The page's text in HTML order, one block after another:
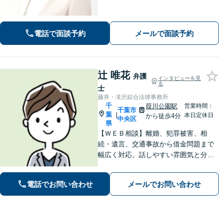
寄り添って的確にアドバイスし、最善
の解決に導きます。【千葉駅徒歩13
電話で面談予約 メールで面談予約
辻 唯花 弁護
士
インタビューを見
る
藤井・滝沢綜合法律事務所
千
葉
県
|
千葉市
中央区
葭川公園駅
から徒歩4分
営業時間：
本日定休日
【ＷＥＢ相談】離婚、犯罪被害、相
続・遺言、交通事故から借金問題まで
幅広く対応。話しやすい雰囲気と分か
者支援案件の豊富な経験で培った知見
でお話を十分にお聞きし、心に寄り添
い伴走します。まずは一度ご相談くだ
電話でお問い合わせ メールでお問い合わせ